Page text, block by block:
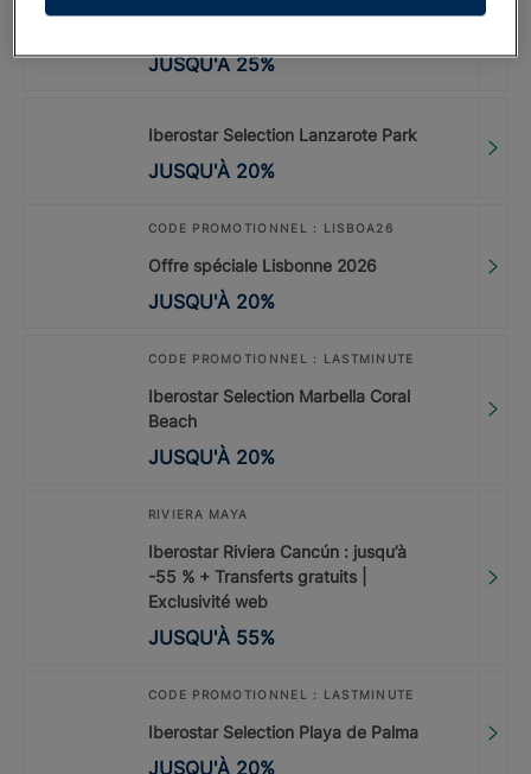
JUSQU'À 25%
Iberostar Selection Lanzarote Park
JUSQU'À 20%
CODE PROMOTIONNEL : LISBOA26
Offre spéciale Lisbonne 2026
JUSQU'À 20%
CODE PROMOTIONNEL : LASTMINUTE
Iberostar Selection Marbella Coral
Beach
JUSQU'À 20%
RIVIERA MAYA
Iberostar Riviera Cancún : jusqu’à
-55 % + Transferts gratuits |
Exclusivité web
JUSQU'À 55%
CODE PROMOTIONNEL : LASTMINUTE
Iberostar Selection Playa de Palma
JUSQU'À 20%